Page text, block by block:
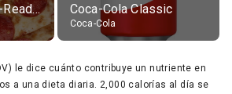
14" Round Hot-N-Ready Pepperoni Pizza Coca-Cola Classic
Coca-Cola
le dice cuánto contribuye un nutriente en
a una dieta diaria. 2,000 calorías al día se